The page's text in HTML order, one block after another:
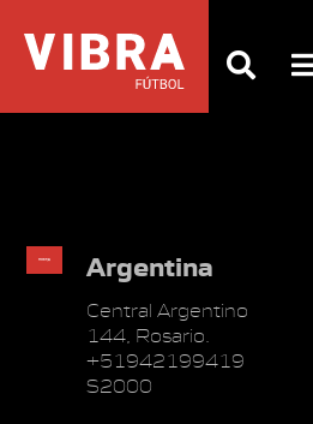
Argentina
Central Argentino
144, Rosario.
+51942199419
S2000